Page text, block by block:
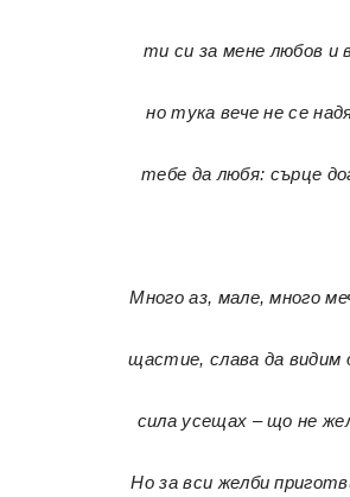
ти си за мене любов и
но тука вече не се
тебе да любя: сърце
Много аз, мале, много
щастие, слава да видим
сила усещах – що не
Но за вси желби